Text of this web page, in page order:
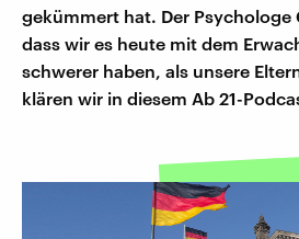
gekümmert hat. Der Psychologe
dass wir es heute mit dem
schwerer haben, als unsere
klären wir in diesem Ab 21-